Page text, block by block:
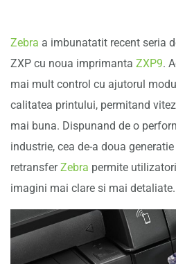
Zebra a imbunatatit recent seria
ZXP cu noua imprimanta ZXP9.
mai mult control cu ajutorul
calitatea printului, permitand
mai buna. Dispunand de o
industrie, cea de-a doua
retransferZebra permite
imagini mai clare si mai detaliate.